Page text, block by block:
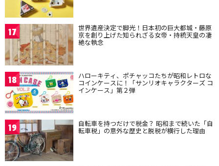
17 世界遺産決定で脚光！日本初の巨大都城・藤原
京を創り上げた知られざる女帝・持統天皇の凄
絶な執念
18 ハローキティ、ポチャッコたちが昭和レトロな
コインケースに！「サンリオキャラクターズ コ
インケース」第２弾
19 自転車を持つだけで税金？ 昭和まで続いた「自
転車税」の意外な歴史と脱税が横行した理由